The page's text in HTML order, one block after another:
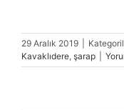
29 Aralık 2019
Kavaklıdere, şarap